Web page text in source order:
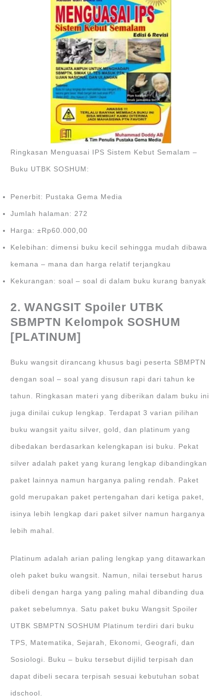
Ringkasan Menguasai IPS Sistem Kebut Semalam –
Buku UTBK SOSHUM:
Penerbit: Pustaka Gema Media
Jumlah halaman: 272
Harga: ±Rp60.000,00
Kelebihan: dimensi buku kecil sehingga mudah dibawa
kemana – mana dan harga relatif terjangkau
Kekurangan: soal – soal di dalam buku kurang banyak
2. WANGSIT Spoiler UTBK
SBMPTN Kelompok SOSHUM
[PLATINUM]
Buku wangsit dirancang khusus bagi peserta SBMPTN
dengan soal – soal yang disusun rapi dari tahun ke
tahun. Ringkasan materi yang diberikan dalam buku ini
juga dinilai cukup lengkap. Terdapat 3 varian pilihan
buku wangsit yaitu silver, gold, dan platinum yang
dibedakan berdasarkan kelengkapan isi buku. Pekat
silver adalah paket yang kurang lengkap dibandingkan
paket lainnya namun harganya paling rendah. Paket
gold merupakan paket pertengahan dari ketiga paket,
isinya lebih lengkap dari paket silver namun harganya
lebih mahal.
Platinum adalah arian paling lengkap yang ditawarkan
oleh paket buku wangsit. Namun, nilai tersebut harus
dibeli dengan harga yang paling mahal dibanding dua
paket sebelumnya. Satu paket buku Wangsit Spoiler
UTBK SBMPTN SOSHUM Platinum terdiri dari buku
TPS, Matematika, Sejarah, Ekonomi, Geografi, dan
Sosiologi. Buku – buku tersebut dijilid terpisah dan
dapat dibeli secara terpisah sesuai kebutuhan sobat
idschool.